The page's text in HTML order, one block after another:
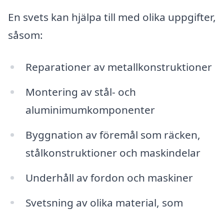
En svets kan hjälpa till med olika uppgifter,
såsom:
Reparationer av metallkonstruktioner
Montering av stål- och
aluminimumkomponenter
Byggnation av föremål som räcken,
stålkonstruktioner och maskindelar
Underhåll av fordon och maskiner
Svetsning av olika material, som